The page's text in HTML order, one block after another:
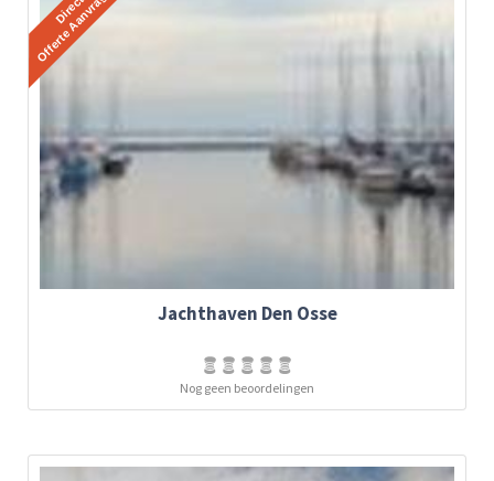
Jachthaven Den Osse
Nog geen beoordelingen